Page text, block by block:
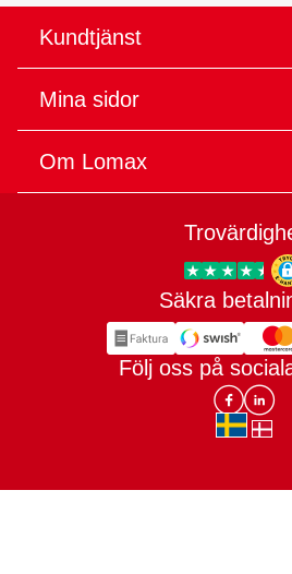
Kundtjänst
Mina sidor
Om Lomax
Säkra
Följ oss på
Lomax
sv-SE
da-